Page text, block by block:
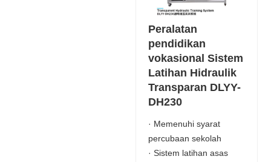
Peralatan
pendidikan
vokasional Sistem
Latihan Hidraulik
Transparan DLYY-
DH230
· Memenuhi syarat
percubaan sekolah
· Sistem latihan asas